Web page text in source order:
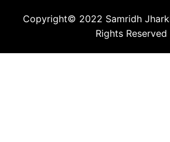
Copyright© 2022 Samridh
Rights Reserved